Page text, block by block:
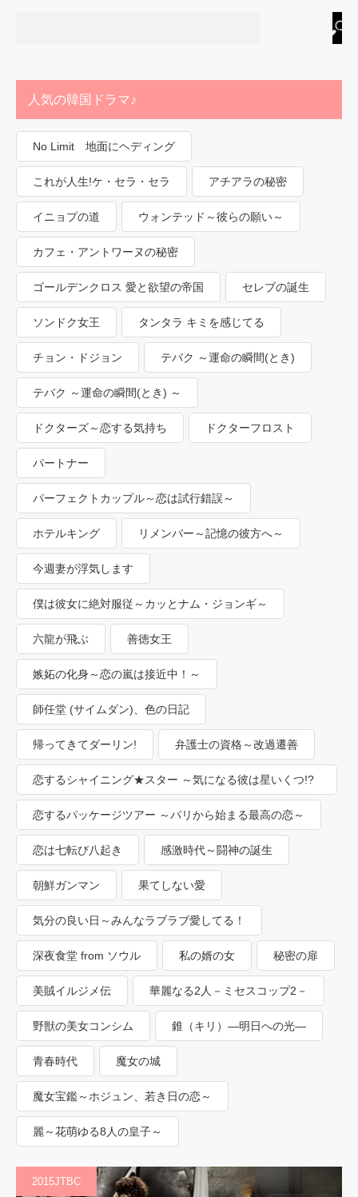
人気の韓国ドラマ♪
No Limit 地面にヘディング
これが人生!ケ・セラ・セラ アチアラの秘密
イニョプの道 ウォンテッド～彼らの願い～
カフェ・アントワーヌの秘密
ゴールデンクロス 愛と欲望の帝国 セレブの誕生
ソンドク女王 タンタラ キミを感じてる
チョン・ドジョン テバク ～運命の瞬間(とき)
テバク ～運命の瞬間(とき) ～
ドクターズ～恋する気持ち ドクターフロスト
パートナー
パーフェクトカップル～恋は試行錯誤～
ホテルキング リメンバー～記憶の彼方へ～
今週妻が浮気します
僕は彼女に絶対服従～カッとナム・ジョンギ～
六龍が飛ぶ 善徳女王
嫉妬の化身～恋の嵐は接近中！～
師任堂 (サイムダン)、色の日記
帰ってきてダーリン! 弁護士の資格～改過遷善
恋するシャイニング★スター ～気になる彼は星いくつ!?
～
恋するパッケージツアー ～パリから始まる最高の恋～
恋は七転び八起き 感激時代～闘神の誕生
朝鮮ガンマン 果てしない愛
気分の良い日～みんなラブラブ愛してる！
深夜食堂 from ソウル 私の婿の女 秘密の扉
美賊イルジメ伝 華麗なる2人－ミセスコップ2－
野獣の美女コンシム 錐（キリ）―明日への光―
青春時代 魔女の城
魔女宝鑑～ホジュン、若き日の恋～
麗～花萌ゆる8人の皇子～
2015JTBC